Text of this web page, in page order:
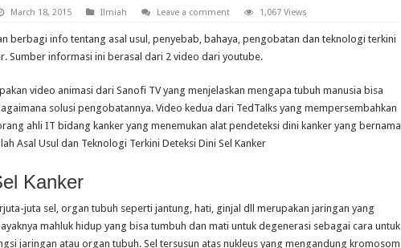
March 18, 2015 Ilmiah Leave a comment 1,067 Views
berbagi info tentang asal usul, penyebab, bahaya, pengobatan dan teknologi terkini
Sumber informasi ini berasal dari 2 video dari youtube.
video animasi dari Sanofi TV yang menjelaskan mengapa tubuh manusia bisa
solusi pengobatannya. Video kedua dari TedTalks yang mempersembahkan
ahli IT bidang kanker yang menemukan alat pendeteksi dini kanker yang bernama
Asal Usul dan Teknologi Terkini Deteksi Dini Sel Kanker
Kanker
juta sel, organ tubuh seperti jantung, hati, ginjal dll merupakan jaringan yang
mahluk hidup yang bisa tumbuh dan mati untuk degenerasi sebagai cara untuk
jaringan atau organ tubuh. Sel tersusun atas nukleus yang mengandung kromosom